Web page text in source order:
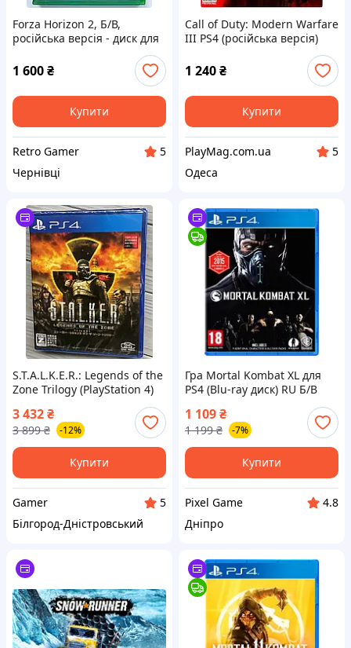
Forza Horizon 2, Б/В,
російська версія - диск для
1 600₴
Купити
Retro Gamer
5
Чернівці
Call of Duty: Modern Warfare
III PS4 (російська версія)
1 240₴
Купити
PlayMag.com.ua
5
Одеса
S.T.A.L.K.E.R.: Legends of the
Zone Trilogy (PlayStation 4)
3 432₴
3 899 ₴ -12%
Купити
Gamer
5
Білгород-Дністровський
Гра Mortal Kombat XL для
PS4 (Blu-ray диск) RU Б/В
1 109₴
1 199 ₴ -7%
Купити
Pixel Game
4.8
Дніпро